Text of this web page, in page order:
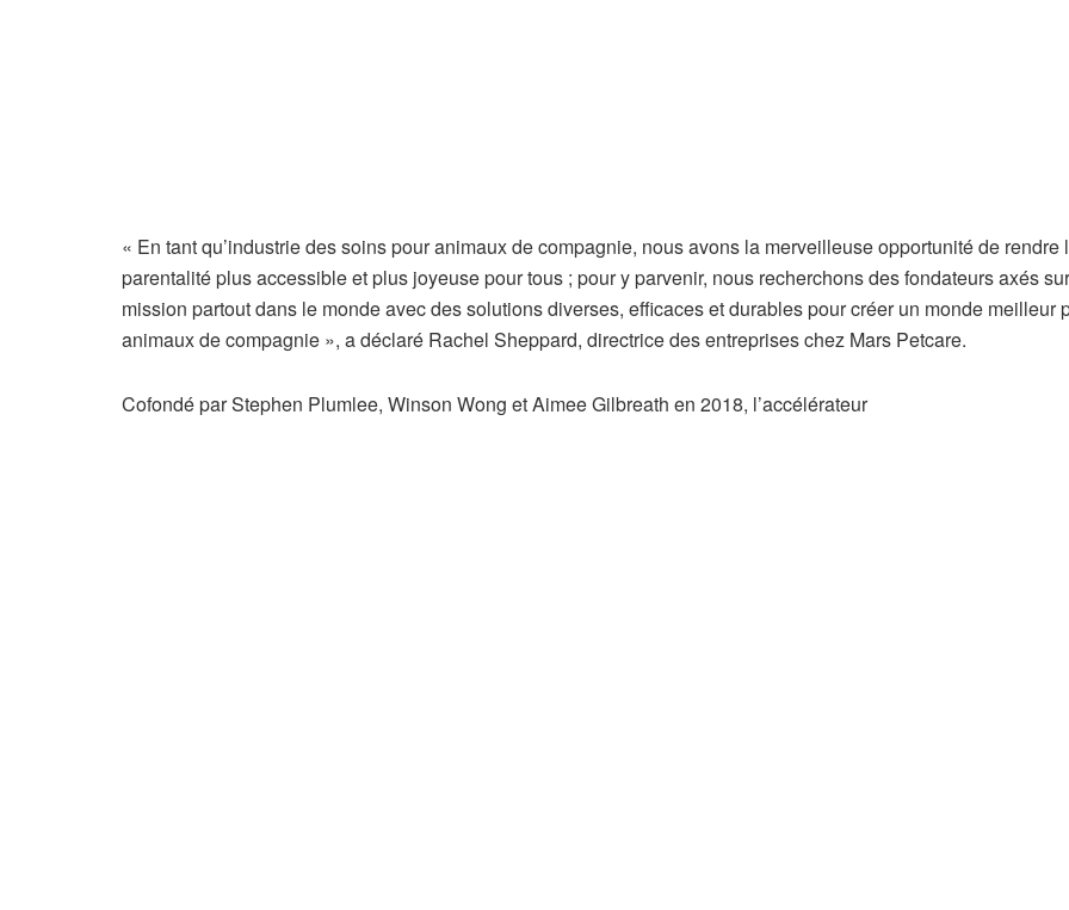
« En tant qu’industrie des soins pour animaux de compagnie, nous avons la merveilleuse opportunité de rendre
parentalité plus accessible et plus joyeuse pour tous ; pour y parvenir, nous recherchons des fondateurs axés
mission partout dans le monde avec des solutions diverses, efficaces et durables pour créer un monde meilleur
animaux de compagnie », a déclaré Rachel Sheppard, directrice des entreprises chez Mars Petcare.
Cofondé par Stephen Plumlee, Winson Wong et Aimee Gilbreath en 2018, l’accélérateur